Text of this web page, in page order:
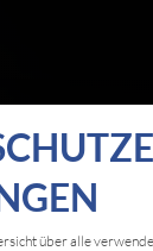
über alle